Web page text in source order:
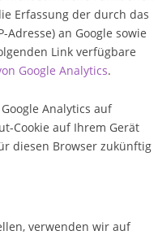
Erfassung der durch das
an Google sowie
Link verfügbare
Google Analytics.
Analytics auf
Cookie auf Ihrem Gerät
diesen Browser zukünftig
verwenden wir auf